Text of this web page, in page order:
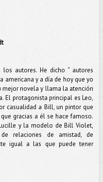
autores. He dicho “ autores
americana y a día de hoy que yo
mejor novela y llama la atención
El protagonista principal es Leo,
casualidad a Bill, un pintor que
gracias a él se hace famoso.
y la modelo de Bill Violet,
relaciones de amistad, de
igual a las que puede tener